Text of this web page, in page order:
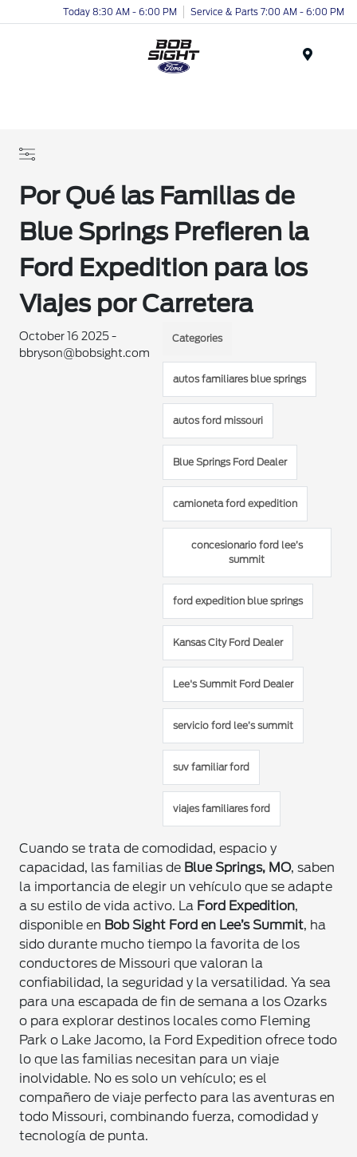
Today 8:30 AM - 6:00 PM Service & Parts 7:00 AM - 6:00 PM
Por Qué las Familias de
Blue Springs Prefieren la
Ford Expedition para los
Viajes por Carretera
October 16 2025 -
bbryson@bobsight.com
Categories
autos familiares blue springs
autos ford missouri
Blue Springs Ford Dealer
camioneta ford expedition
concesionario ford lee’s
summit
ford expedition blue springs
Kansas City Ford Dealer
Lee's Summit Ford Dealer
servicio ford lee’s summit
suv familiar ford
viajes familiares ford
Cuando se trata de comodidad, espacio y
capacidad, las familias de Blue Springs, MO, saben
la importancia de elegir un vehículo que se adapte
a su estilo de vida activo. La Ford Expedition,
disponible en Bob Sight Ford en Lee’s Summit, ha
sido durante mucho tiempo la favorita de los
conductores de Missouri que valoran la
confiabilidad, la seguridad y la versatilidad. Ya sea
para una escapada de fin de semana a los Ozarks
o para explorar destinos locales como Fleming
Park o Lake Jacomo, la Ford Expedition ofrece todo
lo que las familias necesitan para un viaje
inolvidable. No es solo un vehículo; es el
compañero de viaje perfecto para las aventuras en
todo Missouri, combinando fuerza, comodidad y
tecnología de punta.